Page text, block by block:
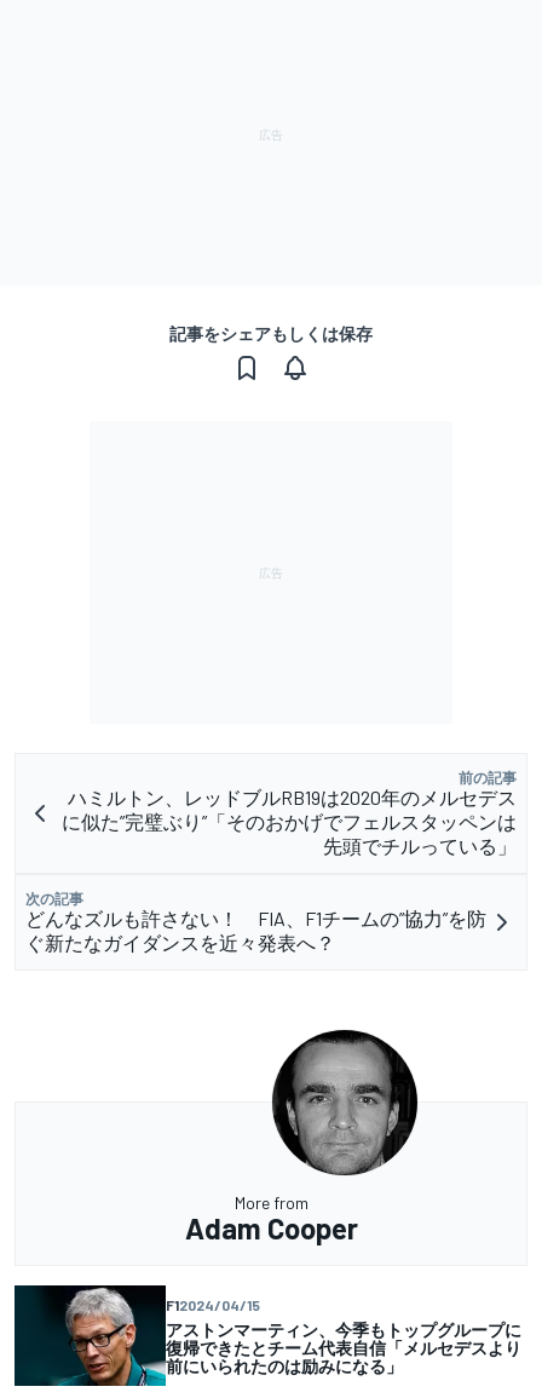
記事をシェアもしくは保存
前の記事
ハミルトン、レッドブルRB19は2020年のメルセデス
に似た”完璧ぶり”「そのおかげでフェルスタッペンは
先頭でチルっている」
次の記事
どんなズルも許さない！ FIA、F1チームの”協力”を防
ぐ新たなガイダンスを近々発表へ？
More from
Adam Cooper
F12024/04/15
アストンマーティン、今季もトップグループに
復帰できたとチーム代表自信「メルセデスより
前にいられたのは励みになる」